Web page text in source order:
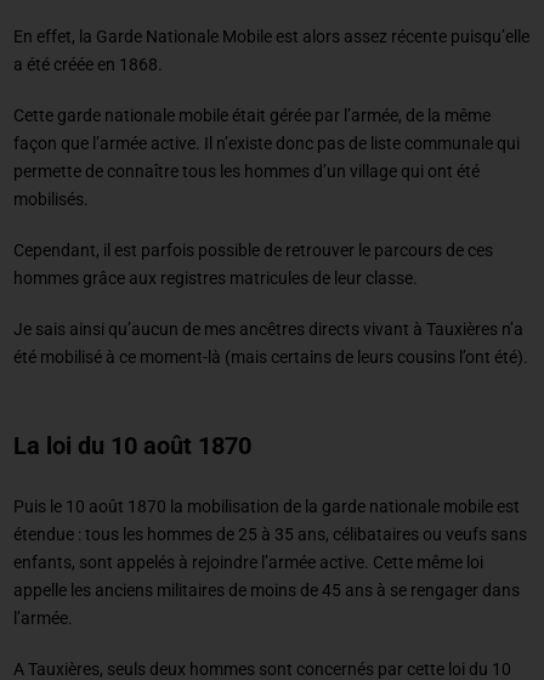
En effet, la Garde Nationale Mobile est alors assez récente puisqu’elle
a été créée en 1868.
Cette garde nationale mobile était gérée par l’armée, de la même
façon que l’armée active. Il n’existe donc pas de liste communale qui
permette de connaître tous les hommes d’un village qui ont été
mobilisés.
Cependant, il est parfois possible de retrouver le parcours de ces
hommes grâce aux registres matricules de leur classe.
Je sais ainsi qu’aucun de mes ancêtres directs vivant à Tauxières n’a
été mobilisé à ce moment-là (mais certains de leurs cousins l’ont été).
La loi du 10 août 1870
Puis le 10 août 1870 la mobilisation de la garde nationale mobile est
étendue : tous les hommes de 25 à 35 ans, célibataires ou veufs sans
enfants, sont appelés à rejoindre l’armée active. Cette même loi
appelle les anciens militaires de moins de 45 ans à se rengager dans
l’armée.
A Tauxières, seuls deux hommes sont concernés par cette loi du 10